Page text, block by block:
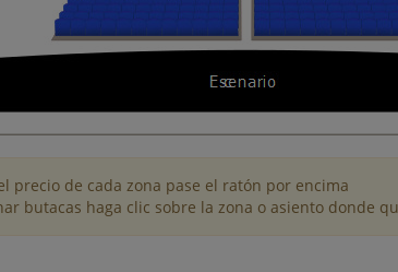
precio de cada zona pase el ratón por encima
butacas haga clic sobre la zona o asiento donde